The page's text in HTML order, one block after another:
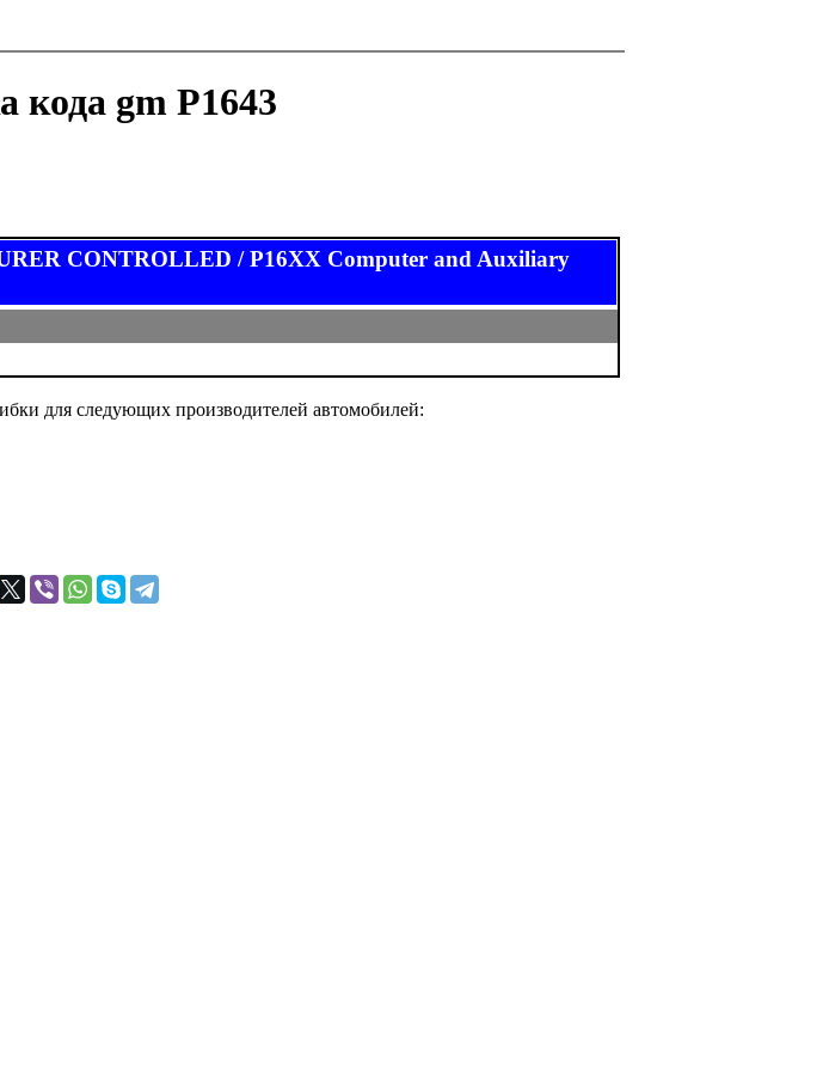
кода gm P1643
CONTROLLED / P16XX Computer and Auxiliary
для следующих производителей автомобилей: